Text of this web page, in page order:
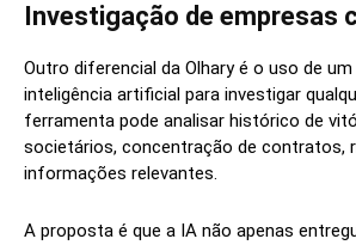
Investigação de empresas
Outro diferencial da Olhary é o uso de
inteligência artificial para investigar
ferramenta pode analisar histórico de
societários, concentração de contratos,
informações relevantes.
A proposta é que a IA não apenas